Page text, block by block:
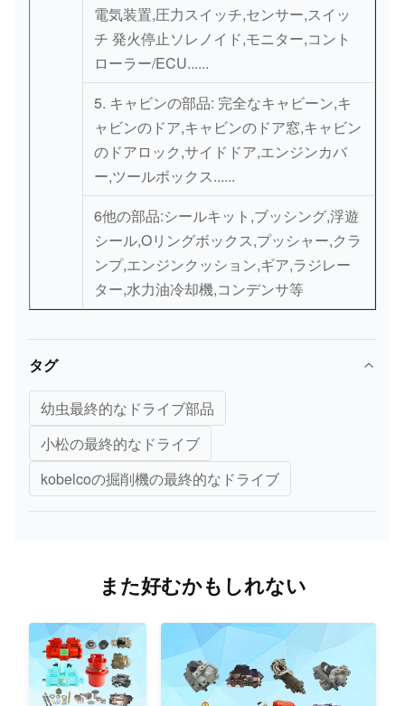
電気装置,圧力スイッチ,センサー,スイッ
チ 発火停止ソレノイド,モニター,コント
ローラー/ECU......
5. キャビンの部品: 完全なキャビーン,キ
ャビンのドア,キャビンのドア窓,キャビン
のドアロック,サイドドア,エンジンカバ
ー,ツールボックス......
6他の部品:シールキット,ブッシング,浮遊
シール,Oリングボックス,プッシャー,クラ
ンプ,エンジンクッション,ギア,ラジレー
ター,水力油冷却機,コンデンサ等
タグ
幼虫最終的なドライブ部品
小松の最終的なドライブ
kobelcoの掘削機の最終的なドライブ
また好むかもしれない